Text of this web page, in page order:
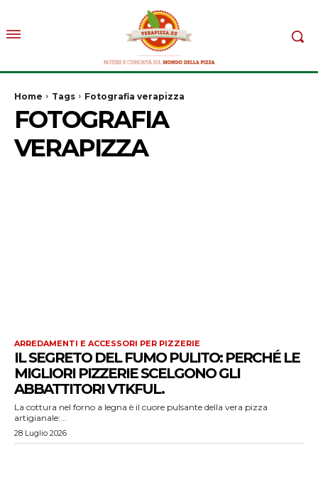
Home Tags Fotografia verapizza
FOTOGRAFIA
VERAPIZZA
ARREDAMENTI E ACCESSORI PER PIZZERIE
IL SEGRETO DEL FUMO PULITO: PERCHÉ LE
MIGLIORI PIZZERIE SCELGONO GLI
ABBATTITORI VTKFUL.
La cottura nel forno a legna è il cuore pulsante della vera pizza
artigianale:...
28 Luglio 2026